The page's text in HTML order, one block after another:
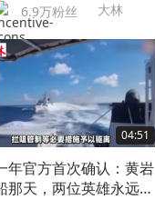
6.9万粉丝 大林
04:51
年官方首次确认：黄岩
那天，两位英雄永远留